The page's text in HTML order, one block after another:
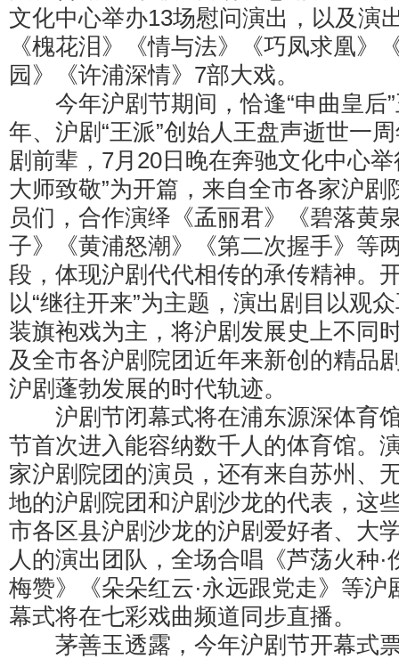
文化中心举办13场慰问演出，以及演
《槐花泪》《情与法》《巧凤求凰》
园》《许浦深情》7部大戏。
今年沪剧节期间，恰逢“申曲皇后”
年、沪剧“王派”创始人王盘声逝世一
剧前辈，7月20日晚在奔驰文化中心
大师致敬”为开篇，来自全市各家沪
员们，合作演绎《孟丽君》《碧落黄
子》《黄浦怒潮》《第二次握手》等
段，体现沪剧代代相传的承传精神。
以“继往开来”为主题，演出剧目以观
装旗袍戏为主，将沪剧发展史上不同
及全市各沪剧院团近年来新创的精品
沪剧蓬勃发展的时代轨迹。
沪剧节闭幕式将在浦东源深体育
节首次进入能容纳数千人的体育馆。
家沪剧院团的演员，还有来自苏州、
地的沪剧院团和沪剧沙龙的代表，这
市各区县沪剧沙龙的沪剧爱好者、大
人的演出团队，全场合唱《芦荡火种·
梅赞》《朵朵红云·永远跟党走》等沪
幕式将在七彩戏曲频道同步直播。
茅善玉透露，今年沪剧节开幕式